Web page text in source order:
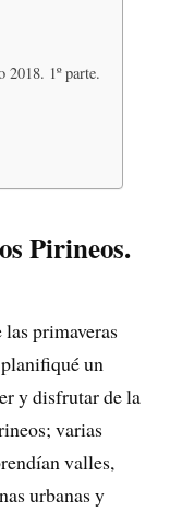
1º parte.
Pirineos.
primaveras
un
y disfrutar de la
varias
valles,
urbanas y